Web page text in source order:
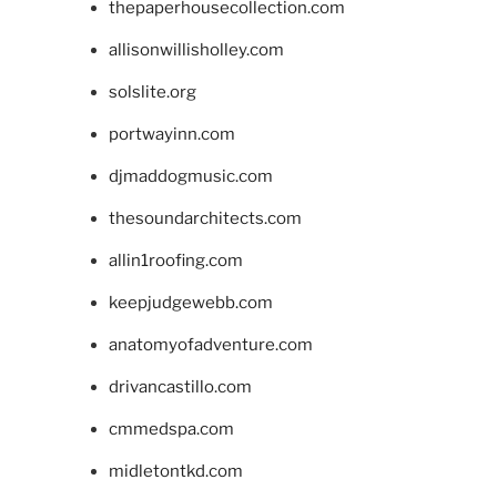
thepaperhousecollection.com
allisonwillisholley.com
solslite.org
portwayinn.com
djmaddogmusic.com
thesoundarchitects.com
allin1roofing.com
keepjudgewebb.com
anatomyofadventure.com
drivancastillo.com
cmmedspa.com
midletontkd.com